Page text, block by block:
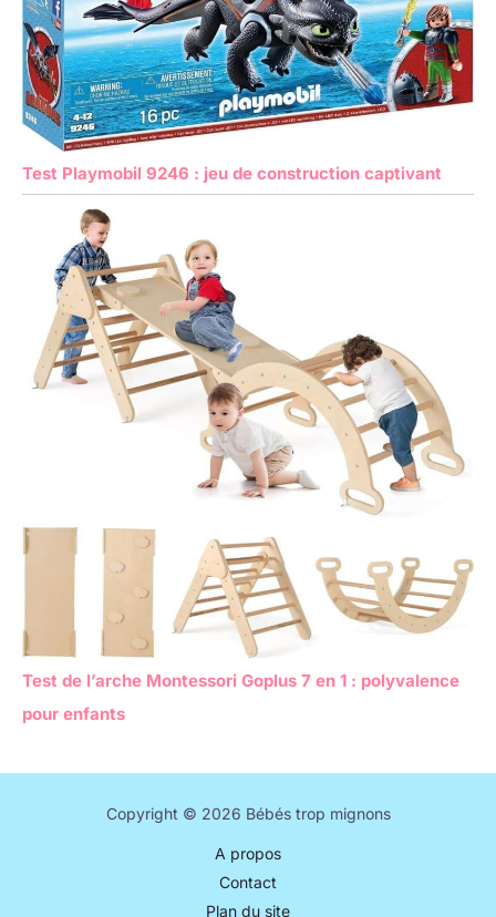
Test Playmobil 9246 : jeu de construction captivant
Test de l’arche Montessori Goplus 7 en 1 : polyvalence
pour enfants
Copyright © 2026 Bébés trop mignons
A propos
Contact
Plan du site